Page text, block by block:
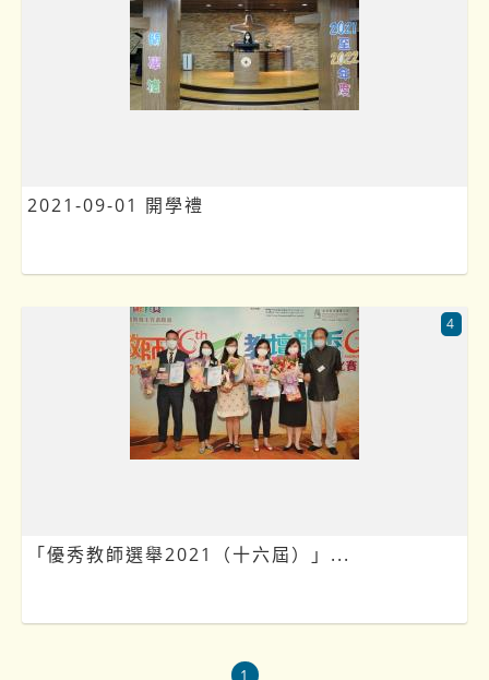
2021-09-01 開學禮
「優秀教師選舉2021（十六屆）」...
4
1